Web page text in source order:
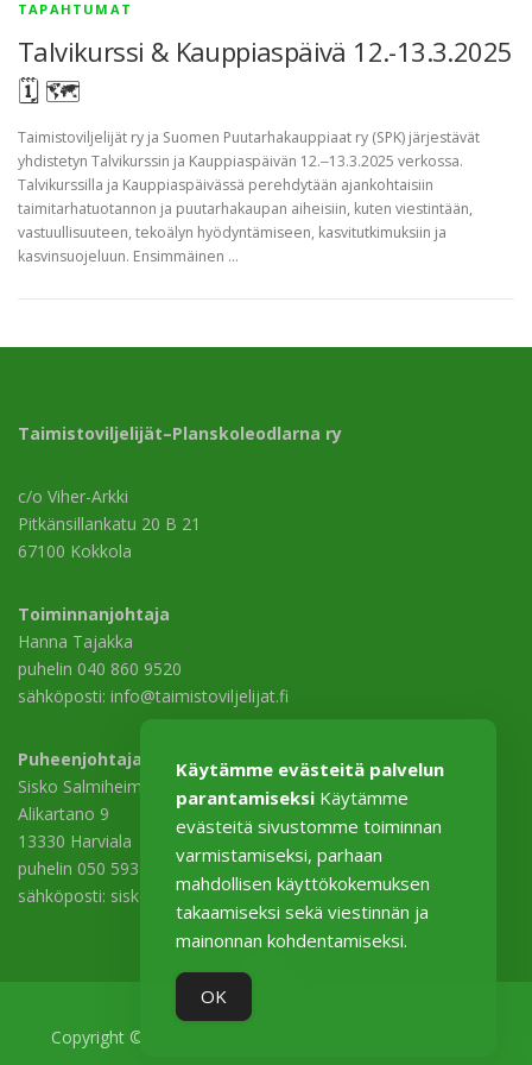
TAPAHTUMAT
Talvikurssi & Kauppiaspäivä 12.-13.3.2025
🗓 🗺
Taimistoviljelijät ry ja Suomen Puutarhakauppiaat ry (SPK) järjestävät
yhdistetyn Talvikurssin ja Kauppiaspäivän 12.‒13.3.2025 verkossa.
Talvikurssilla ja Kauppiaspäivässä perehdytään ajankohtaisiin
taimitarhatuotannon ja puutarhakaupan aiheisiin, kuten viestintään,
vastuullisuuteen, tekoälyn hyödyntämiseen, kasvitutkimuksiin ja
kasvinsuojeluun. Ensimmäinen …
Taimistoviljelijät–Planskoleodlarna ry
c/o Viher-Arkki
Pitkänsillankatu 20 B 21
67100 Kokkola
Toiminnanjohtaja
Hanna Tajakka
puhelin 040 860 9520
sähköposti: info@taimistoviljelijat.fi
Puheenjohtaja
Sisko Salmiheimo
Alikartano 9
13330 Harviala
puhelin 050 593 3529
sähköposti: sisko.salmiheimo@harviala.fi
Copyright © 2026 Taimistoviljelijät–Plantskoleodlarna ry
Käytämme evästeitä palvelun
parantamiseksi Käytämme
evästeitä sivustomme toiminnan
varmistamiseksi, parhaan
mahdollisen käyttökokemuksen
takaamiseksi sekä viestinnän ja
mainonnan kohdentamiseksi.
OK